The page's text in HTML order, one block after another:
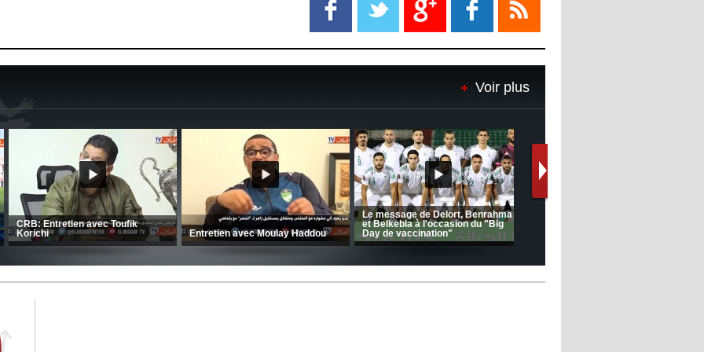
Le Barça savoure sa première
place et chambre le Real Madrid
de matchs"
12:39 - 2022/11/06
Real : Les dirigeants veulent le
départ d'Hazard cet hiver
Voir plus
(Coupe de la CAF) Nkana FC 1 -
CRB 0
CSC: La préparation des hommes
d’Amrani se poursuit en Tunisie
MCA: Kaci-Saïd évoque le large
succès du Mouloudia face au FC
MFM